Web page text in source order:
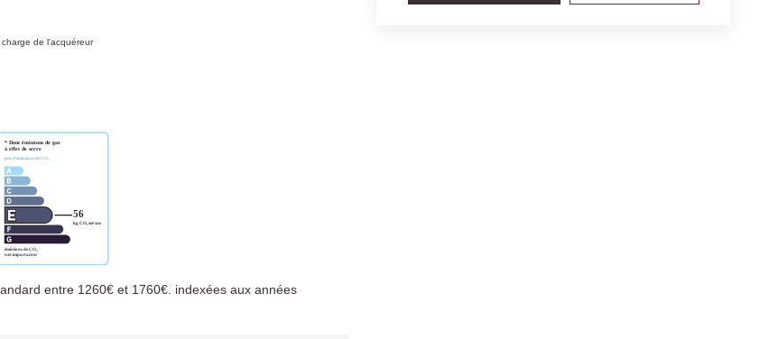
de l'acquéreur
entre 1260€ et 1760€. indexées aux années